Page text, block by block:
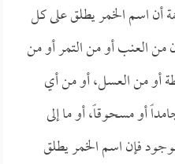
أن اسم الخمر يطلق على كل
العنب أو من التمر أو من
أو من العسل، أو من أي
أو مسحوقاً، أو ما إلى
فإن اسم الخمر يطلق